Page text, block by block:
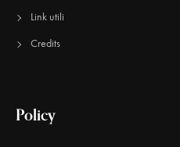
Link utili
Credits
Policy